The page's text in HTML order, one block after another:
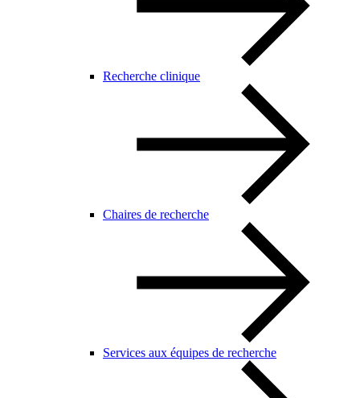
Recherche clinique
Chaires de recherche
Services aux équipes de recherche